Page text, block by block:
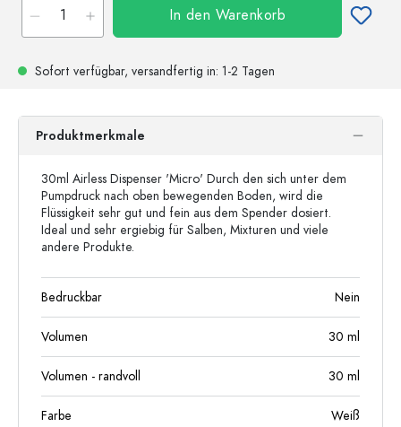
In den Warenkorb
Sofort verfügbar, versandfertig in: 1-2 Tagen
Produktmerkmale
30ml Airless Dispenser 'Micro' Durch den sich unter dem
Pumpdruck nach oben bewegenden Boden, wird die
Flüssigkeit sehr gut und fein aus dem Spender dosiert.
Ideal und sehr ergiebig für Salben, Mixturen und viele
andere Produkte.
Bedruckbar Nein
Volumen 30 ml
Volumen - randvoll 30 ml
Farbe Weiß